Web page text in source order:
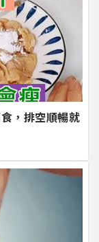
，排空順暢就